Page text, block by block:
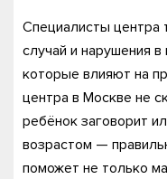
Специалисты
случай и нарушения
которые влияют на
центра в Москве не
ребёнок заговорит
возрастом —
поможет не только